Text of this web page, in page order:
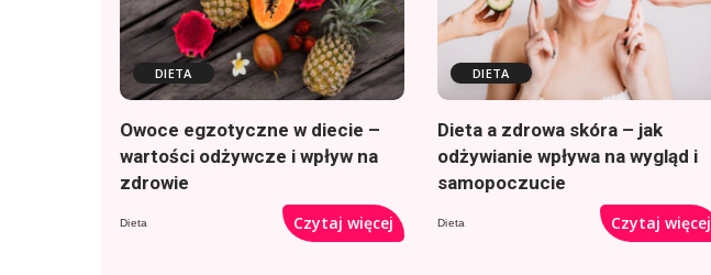
DIETA
Owoce egzotyczne w diecie –
wartości odżywcze i wpływ na
zdrowie
Dieta Czytaj więcej
DIETA
Dieta a zdrowa skóra – jak
odżywianie wpływa na wygląd i
samopoczucie
Dieta Czytaj więcej